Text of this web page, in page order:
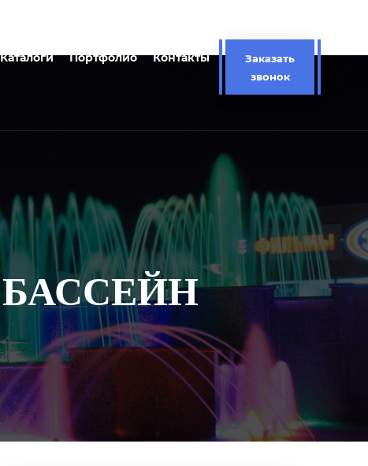
Каталоги Портфолио Контакты
Заказать
звонок